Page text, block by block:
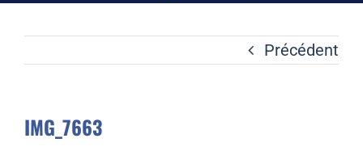
Photos
Précédent
IMG_7663